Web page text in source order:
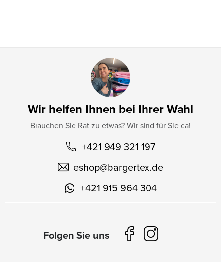
Wir helfen Ihnen bei Ihrer Wahl
Brauchen Sie Rat zu etwas? Wir sind für Sie da!
+421 949 321 197
eshop@bargertex.de
+421 915 964 304